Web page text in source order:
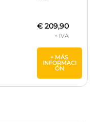
€209,90
+ MÁS
INFORMACI
ÓN